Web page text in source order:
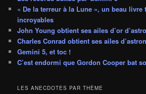
« De la terreur à la Lune », un beau livre
incroyables
John Young obtient ses ailes d’or
Charles Conrad obtient ses ailes
Gemini 5, et toc !
C’est endormi que Gordon Cooper bat
LES ANECDOTES PAR THÈME